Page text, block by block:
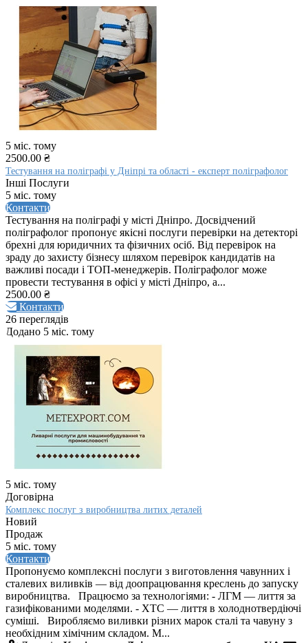
5 міс. тому
2500.00 ₴
Тестування на поліграфі у Дніпрі та області - експерт поліграфолог
Інші Послуги
5 міс. тому
Контакти
Тестування на поліграфі у місті Дніпро. Досвідчений
поліграфолог пропонує якісні послуги перевірки на детекторі
брехні для юридичних та фізичних осіб. Від перевірок на
зраду до захисту бізнесу шляхом перевірок кандидатів на
важливі посади і ТОП-менеджерів. Поліграфолог може
провести тестування в офісі у місті Дніпро, а...
2500.00 ₴
Контакти
26 переглядів
Додано 5 міс. тому
5 міс. тому
Договірна
Комплекс послуг з виробництва литих деталей
Новий
Продаж
5 міс. тому
Контакти
Пропонуємо комплексні послуги з виготовлення чавунних і
сталевих виливків — від доопрацювання креслень до запуску
виробництва. Працюємо за технологіями: - ЛГМ — лиття за
газифікованими моделями. - ХТС — лиття в холоднотвердіючі
суміші. Виробляємо виливки різних марок сталі та чавуну з
необхідним хімічним складом. М...